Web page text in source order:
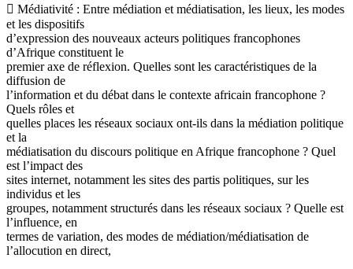
 Médiativité : Entre médiation et médiatisation, les lieux, les modes
et les dispositifs
d’expression des nouveaux acteurs politiques francophones
d’Afrique constituent le
premier axe de réflexion. Quelles sont les caractéristiques de la
diffusion de
l’information et du débat dans le contexte africain francophone ?
Quels rôles et
quelles places les réseaux sociaux ont-ils dans la médiation politique
et la
médiatisation du discours politique en Afrique francophone ? Quel
est l’impact des
sites internet, notamment les sites des partis politiques, sur les
individus et les
groupes, notamment structurés dans les réseaux sociaux ? Quelle est
l’influence, en
termes de variation, des modes de médiation/médiatisation de
l’allocution en direct,